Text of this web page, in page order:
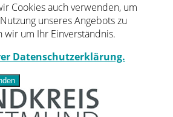
Cookies auch verwenden, um
unseres Angebots zu
um Ihr Einverständnis.
Datenschutzerklärung.